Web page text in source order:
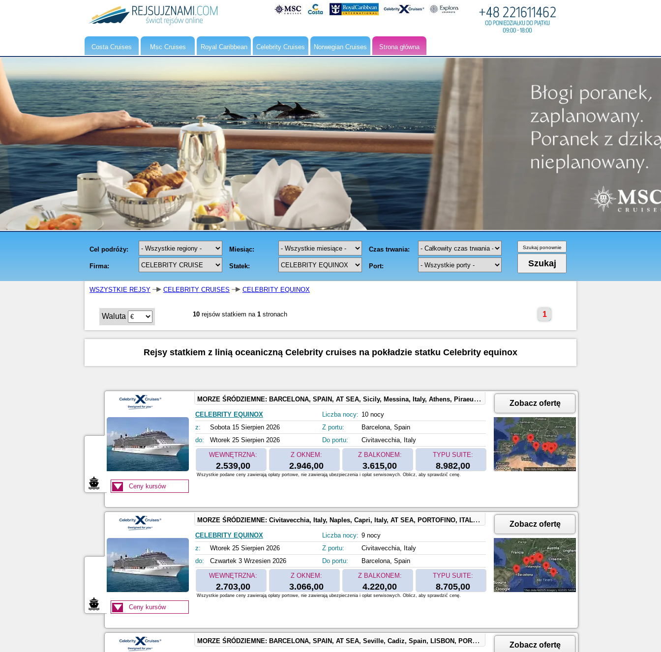
Costa Cruises Msc Cruises Royal Caribbean Celebrity Cruises Norwegian Cruises Strona główna
WSZYSTKIE REJSY CELEBRITY CRUISES CELEBRITY EQUINOX
Waluta 10 rejsów statkiem na 1 stronach 1
Rejsy statkiem z linią oceaniczną Celebrity cruises na pokładzie statku Celebrity equinox
MORZE ŚRÓDZIEMNE: BARCELONA, SPAIN, AT SEA, Sicily, Messina, Italy, Athens, Piraeus, Greece, SANTORINI, GREECE, Ephesus, Kusadasi, Turkey, MYKONOS, GREECE, KATAKOLON, GREECE, Civitavecchia, Italy
CELEBRITY EQUINOX
z:
Sobota 15 Sierpien 2026
do:
Wtorek 25 Sierpien 2026
Liczba nocy: 10 nocy
Z portu:
Barcelona, Spain
Do portu:
Civitavecchia, Italy
WEWNĘTRZNA:
2.539,00
Z OKNEM:
2.946,00
Z BALKONEM:
3.615,00
TYPU SUITE:
8.982,00
Zobacz ofertę
Ceny kursów
Wszystkie podane ceny zawierają opłaty portowe, nie zawierają ubezpieczenia i opłat serwisowych. Oblicz, aby sprawdzić cenę.
MORZE ŚRÓDZIEMNE: Civitavecchia, Italy, Naples, Capri, Italy, AT SEA, PORTOFINO, ITALY, Florence, Pisa, La Spezia, Italy, Nice, Villefranche, France, Provence, Marseille, France, BARCELONA, SPAIN
CELEBRITY EQUINOX
z:
Wtorek 25 Sierpien 2026
do:
Czwartek 3 Wrzesien 2026
Liczba nocy: 9 nocy
Z portu:
Civitavecchia, Italy
Do portu:
Barcelona, Spain
WEWNĘTRZNA:
2.703,00
Z OKNEM:
3.066,00
Z BALKONEM:
4.220,00
TYPU SUITE:
8.705,00
Zobacz ofertę
Ceny kursów
Wszystkie podane ceny zawierają opłaty portowe, nie zawierają ubezpieczenia i opłat serwisowych. Oblicz, aby sprawdzić cenę.
MORZE ŚRÓDZIEMNE: BARCELONA, SPAIN, AT SEA, Seville, Cadiz, Spain, LISBON, PORTUGAL, PORTO, PORTUGAL, TANGIER, MOROCCO Zobacz ofertę